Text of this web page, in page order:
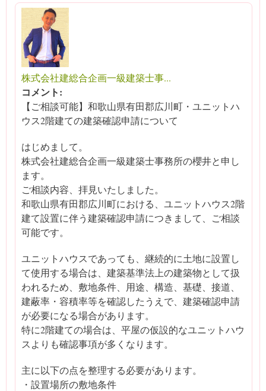
株式会社建総合企画一級建築士事...
コメント:
【ご相談可能】和歌山県有田郡広川町・ユニットハ
ウス2階建ての建築確認申請について
はじめまして。
株式会社建総合企画一級建築士事務所の櫻井と申し
ます。
ご相談内容、拝見いたしました。
和歌山県有田郡広川町における、ユニットハウス2階
建て設置に伴う建築確認申請につきまして、ご相談
可能です。
ユニットハウスであっても、継続的に土地に設置し
て使用する場合は、建築基準法上の建築物として扱
われるため、敷地条件、用途、構造、基礎、接道、
建蔽率・容積率等を確認したうえで、建築確認申請
が必要になる場合があります。
特に2階建ての場合は、平屋の仮設的なユニットハウ
スよりも確認事項が多くなります。
主に以下の点を整理する必要があります。
・設置場所の敷地条件